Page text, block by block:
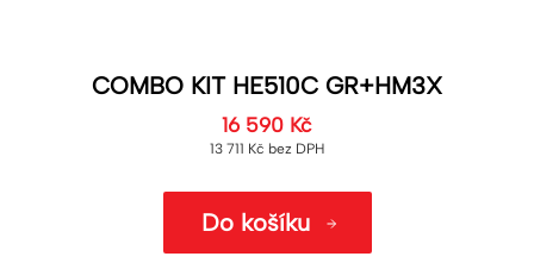
COMBO KIT HE510C GR+HM3X
16 590 Kč
13 711 Kč bez DPH
Do košíku